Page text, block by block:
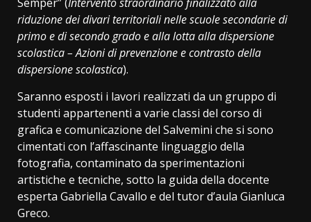
riduzione dei divari territoriali nelle scuole secondarie di
primo e di secondo grado e alla lotta alla dispersione
scolastica – Azioni di prevenzione e contrasto della
dispersione scolastica).
Saranno esposti i lavori realizzati da un gruppo di
studenti appartenenti a varie classi del corso di
grafica e comunicazione del Salvemini che si sono
cimentati con l’affascinante linguaggio della
fotografia, contaminato da sperimentazioni
artistiche e tecniche, sotto la guida della docente
esperta Gabriella Cavallo e del tutor d’aula Gianluca
Greco.